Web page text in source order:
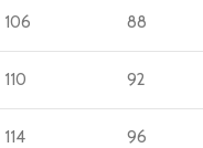
106 88
110 92
114 96